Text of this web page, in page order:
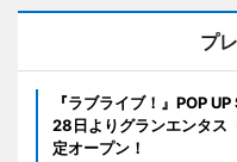
プ
『ラブライブ！』POP
28日よりグランエンタス
定オープン！